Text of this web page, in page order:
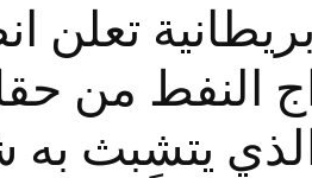
تعلن
النفط من
الذي يتشبث